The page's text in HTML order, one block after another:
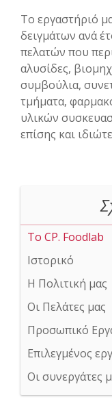
Το CP. Foodlab
Ιστορικό
Η Πολιτική μας
Οι Πελάτες μας
Προσωπικό
Επιλεγμένος
Οι συνεργάτες
Το εργαστήριό
δειγμάτων ανά
πελατών που
αλυσίδες,
συμβούλια,
τμήματα,
υλικών
επίσης και